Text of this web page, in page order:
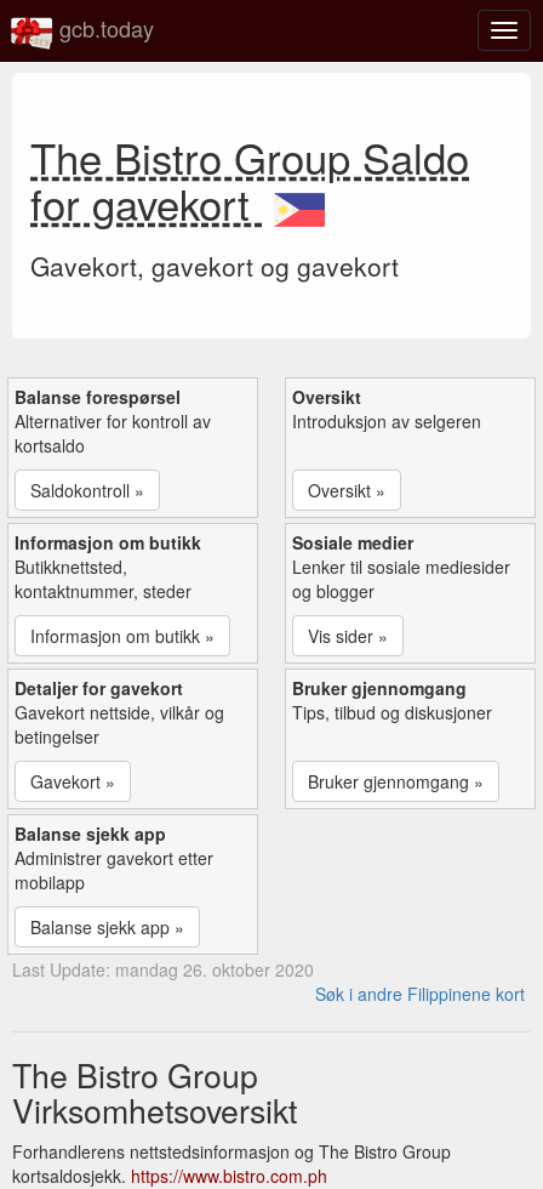
gcb.today
The Bistro Group Saldo
for gavekort
Gavekort, gavekort og gavekort
Balanse forespørsel
Alternativer for kontroll av
kortsaldo
Saldokontroll »
Oversikt
Introduksjon av selgeren
Oversikt »
Informasjon om butikk
Butikknettsted,
kontaktnummer, steder
Informasjon om butikk »
Sosiale medier
Lenker til sosiale mediesider
og blogger
Vis sider »
Detaljer for gavekort
Gavekort nettside, vilkår og
betingelser
Gavekort »
Bruker gjennomgang
Tips, tilbud og diskusjoner
Bruker gjennomgang »
Balanse sjekk app
Administrer gavekort etter
mobilapp
Balanse sjekk app »
Last Update: mandag 26. oktober 2020
Søk i andre Filippinene kort
The Bistro Group
Virksomhetsoversikt
Forhandlerens nettstedsinformasjon og The Bistro Group
kortsaldosjekk. https://www.bistro.com.ph